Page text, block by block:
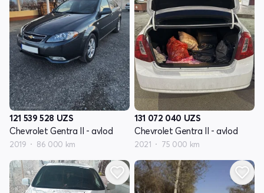
121 539 528 UZS
Chevrolet Gentra II - avlod
2019 86 000 km
131 072 040 UZS
Chevrolet Gentra II - avlod
2021 75 000 km